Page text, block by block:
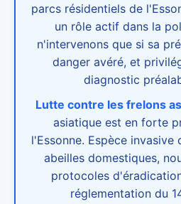
parcs résidentiels de
un rôle actif dans la
n'intervenons que si sa
danger avéré, et
diagnostic
Lutte contre les frelons
asiatique est en forte
l'Essonne. Espèce invasive
abeilles domestiques,
protocoles
réglementation du